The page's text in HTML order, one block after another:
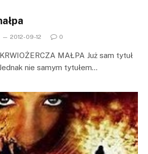
2012-09-12 0
MAŁPA Już sam tytuł
nie samym tytułem…